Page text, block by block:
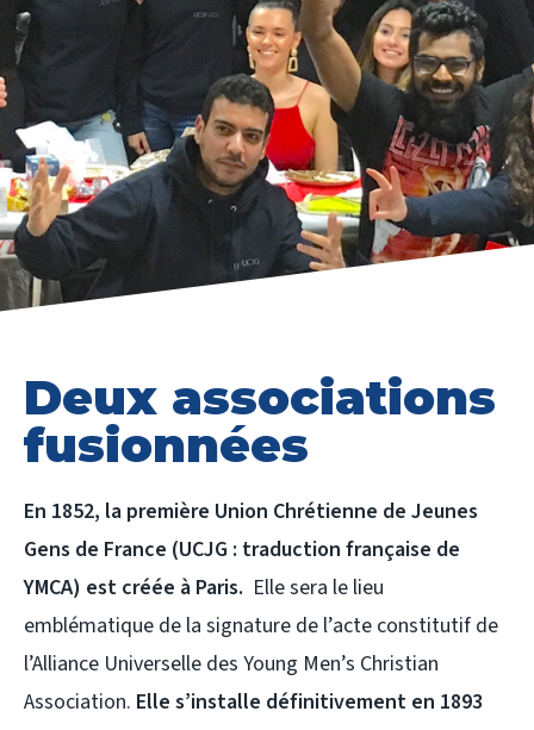
Deux associations
fusionnées
En 1852, la première Union Chrétienne de Jeunes
Gens de France (UCJG : traduction française de
YMCA) est créée à Paris. Elle sera le lieu
emblématique de la signature de l’acte constitutif de
l’Alliance Universelle des Young Men’s Christian
Association. Elle s’installe définitivement en 1893